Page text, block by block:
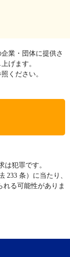
業・団体に提供さ
げます。
ください。
は犯罪です。
233 条）に当たり、
れる可能性がありま